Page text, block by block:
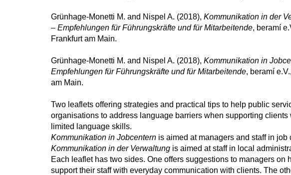
Grünhage-Monetti M. and Nispel A. (2018), Kommunikation in der
– Empfehlungen für Führungskräfte und für Mitarbeitende, beramí
Frankfurt am Main.
Grünhage-Monetti M. and Nispel A. (2018), Kommunikation in
Empfehlungen für Führungskräfte und für Mitarbeitende, beramí
am Main.
Two leaflets offering strategies and practical tips to help public
organisations to address language barriers when supporting clients
limited language skills.
Kommunikation in Jobcentern is aimed at managers and staff in job
Kommunikation in der Verwaltung is aimed at staff in local
Each leaflet has two sides. One offers suggestions to managers on
support their staff with everyday communication with clients. The